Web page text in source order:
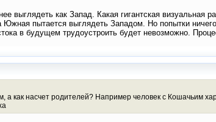
выглядеть как Запад. Какая гигантская
Южная пытается выглядеть Западом. Но попытки
в будущем трудоустроить будет невозможно.
а как насчет родителей? Например человек с Кошачьим